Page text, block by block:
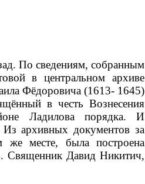
По сведениям, собранным
в центральном архиве
Фёдоровича (1613- 1645)
в честь Вознесения
Ладилова порядка. И
Из архивных документов за
месте, была построена
Священник Давид Никитич,